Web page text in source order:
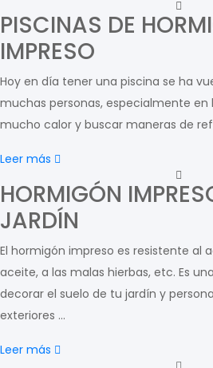
PISCINAS DE
IMPRESO
Hoy en día tener una piscina se ha
muchas personas, especialmente en
mucho calor y buscar maneras de
Leer más
HORMIGÓN
JARDÍN
El hormigón impreso es resistente al
aceite, a las malas hierbas, etc. Es
decorar el suelo de tu jardín y
exteriores ...
Leer más